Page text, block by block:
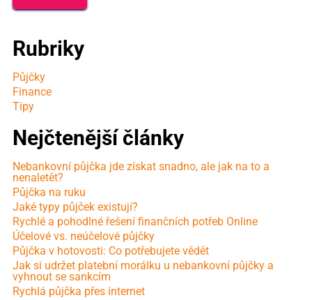
Rubriky
Půjčky
Finance
Tipy
Nejčtenější články
Nebankovní půjčka jde získat snadno, ale jak na to a
nenaletět?
Půjčka na ruku
Jaké typy půjček existují?
Rychlé a pohodlné řešení finančních potřeb Online
Účelové vs. neúčelové půjčky
Půjčka v hotovosti: Co potřebujete vědět
Jak si udržet platební morálku u nebankovní půjčky a
vyhnout se sankcím
Rychlá půjčka přes internet